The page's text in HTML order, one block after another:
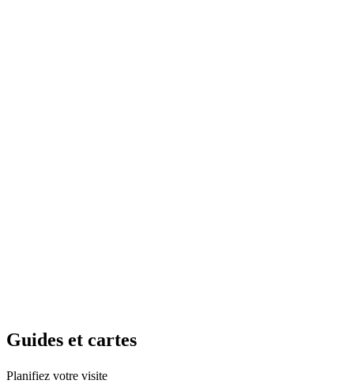
Guides et cartes
Planifiez votre visite